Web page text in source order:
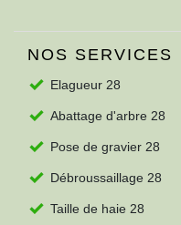
NOS SERVICES
Elagueur 28
Abattage d'arbre 28
Pose de gravier 28
Débroussaillage 28
Taille de haie 28